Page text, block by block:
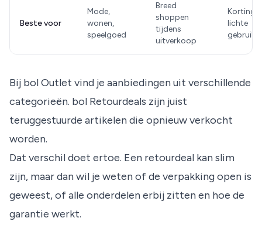
Beste voor
Mode,
wonen,
speelgoed
Breed
shoppen
tijdens
uitverkoop
Korting
lichte
Bij bol Outlet vind je aanbiedingen uit verschillende
categorieën. bol Retourdeals zijn juist
teruggestuurde artikelen die opnieuw verkocht
worden.
Dat verschil doet ertoe. Een retourdeal kan slim
zijn, maar dan wil je weten of de verpakking open is
geweest, of alle onderdelen erbij zitten en hoe de
garantie werkt.